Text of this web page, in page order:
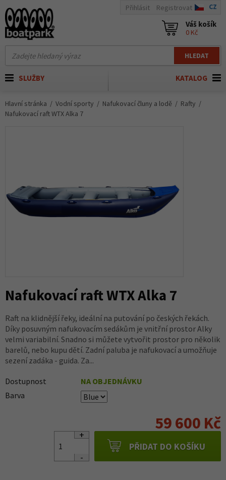
HLEDAT
Přihlásit Registrovat CZ
Váš košík
0 Kč
KATALOG
SLUŽBY
Hlavní stránka Vodní sporty Nafukovací čluny a lodě
Rafty
Nafukovací raft WTX Alka 7
Nafukovací raft WTX Alka 7
Raft na klidnější řeky, ideální na putování po českých řekách.
Díky posuvným nafukovacím sedákům je vnitřní prostor Alky
velmi variabilní. Snadno si můžete vytvořit prostor pro několik
barelů, nebo kupu dětí. Zadní paluba je nafukovací a umožňuje
sezení zadáka - guida. Za...
Dostupnost
NA OBJEDNÁVKU
Barva
59 600 Kč
PŘIDAT DO KOŠÍKU